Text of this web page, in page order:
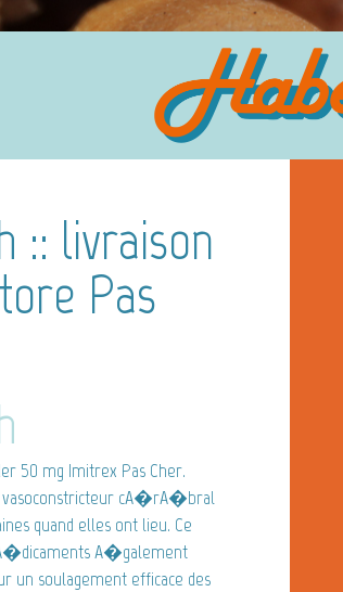
:: livraison
Pas
50 mg Imitrex Pas Cher.
cA�rA�bral
quand elles ont lieu. Ce
A�galement
soulagement efficace des